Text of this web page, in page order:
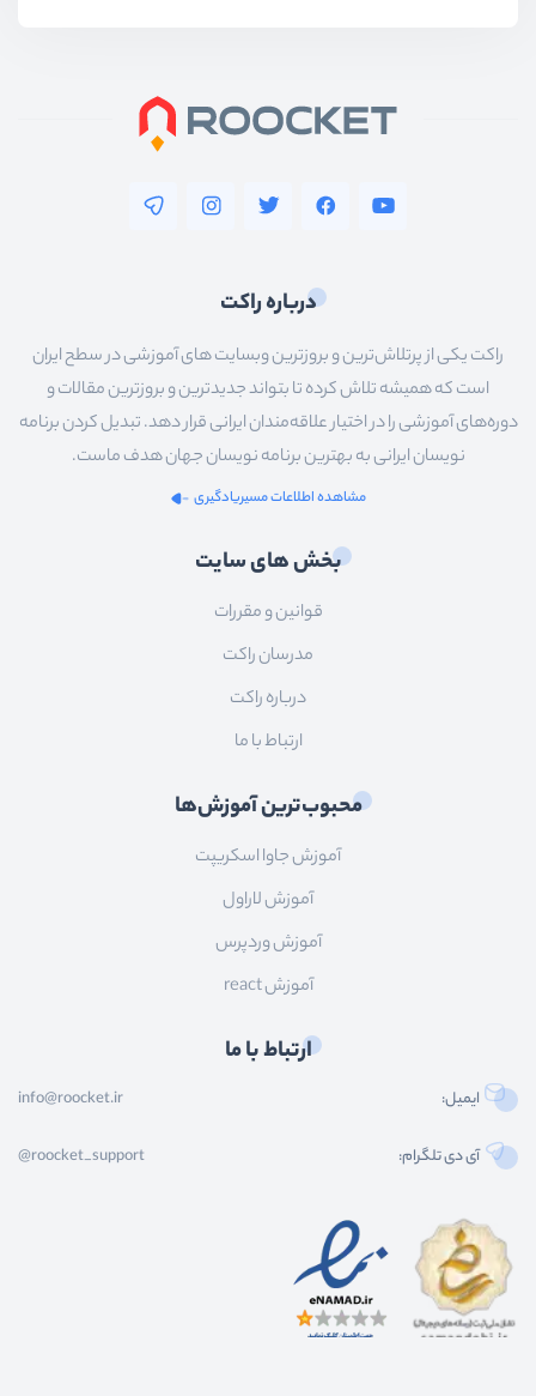
درباره راکت
راکت یکی از پرتلاش‌ترین و بروزترین وبسایت های آموزشی در سطح ایران
است که همیشه تلاش کرده تا بتواند جدیدترین و بروزترین مقالات و
دوره‌های آموزشی را در اختیار علاقه‌مندان ایرانی قرار دهد. تبدیل کردن برنامه
نویسان ایرانی به بهترین برنامه نویسان جهان هدف ماست.
مشاهده اطلاعات مسیریادگیری
بخش های سایت
قوانین و مقررات
مدرسان راکت
درباره راکت
ارتباط با ما
محبوب‌ترین آموزش‌ها
آموزش جاوا اسکریپت
آموزش لاراول
آموزش وردپرس
آموزش react
ارتباط با ما
ایمیل: info@roocket.ir
آی دی تلگرام: @roocket_support